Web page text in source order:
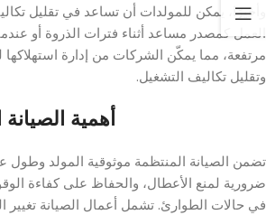
وأخيرًا، يمكن للمولدات أن تساعد في تقليل
العمل كمصدر مساعد أثناء فترات الذروة أو
مرتفعة، مما يمكّن الشركات من إدارة استهلاكها
وتقليل تكاليف التشغيل.
أهمية
تضمن الصيانة المنتظمة موثوقية المولد وطول
ضرورية لمنع الأعطال، والحفاظ على كفاءة
في حالات الطوارئ. تشمل أعمال الصيانة تغيير